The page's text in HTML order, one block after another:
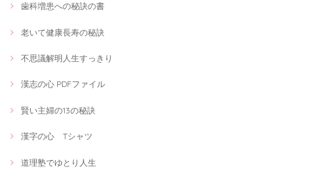
歯科増患への秘訣の書
老いて健康長寿の秘訣
不思議解明人生すっきり
漢志の心 PDFファイル
賢い主婦の13の秘訣
漢字の心 Tシャツ
道理塾でゆとり人生